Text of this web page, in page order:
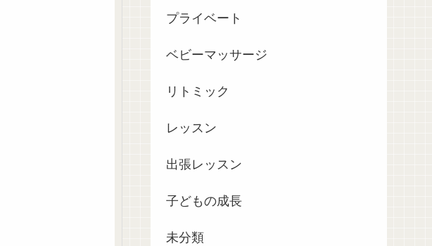
プライベート
ベビーマッサージ
リトミック
レッスン
出張レッスン
子どもの成長
未分類